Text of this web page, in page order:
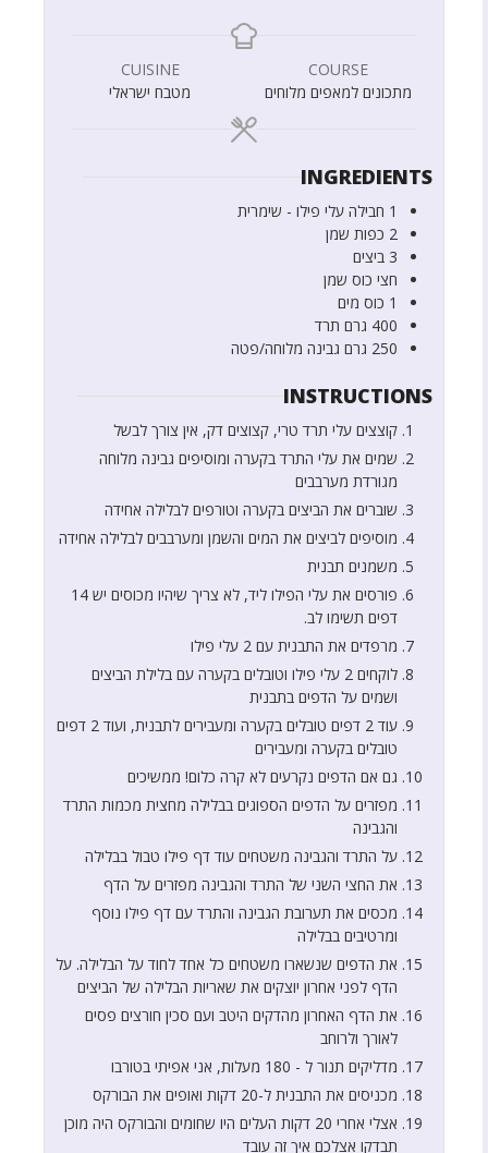
COURSE
מתכונים למאפים מלוחים
CUISINE
מטבח ישראלי
INGREDIENTS
1 חבילה עלי פילו - שימרית
2 כפות שמן
3 ביצים
חצי כוס שמן
1 כוס מים
400 גרם תרד
250 גרם גבינה מלוחה/פטה
INSTRUCTIONS
קוצצים עלי תרד טרי, קצוצים דק, אין צורך לבשל
שמים את עלי התרד בקערה ומוסיפים גבינה מלוחה
מגורדת מערבבים
שוברים את הביצים בקערה וטורפים לבלילה אחידה
מוסיפים לביצים את המים והשמן ומערבבים לבלילה אחידה
משמנים תבנית
פורסים את עלי הפילו ליד, לא צריך שיהיו מכוסים יש 14
דפים תשימו לב.
מרפדים את התבנית עם 2 עלי פילו
לוקחים 2 עלי פילו וטובלים בקערה עם בלילת הביצים
ושמים על הדפים בתבנית
עוד 2 דפים טובלים בקערה ומעבירים לתבנית, ועוד 2 דפים
טובלים בקערה ומעבירים
גם אם הדפים נקרעים לא קרה כלום! ממשיכים
מפזרים על הדפים הספוגים בבלילה מחצית מכמות התרד
והגבינה
על התרד והגבינה משטחים עוד דף פילו טבול בבלילה
את החצי השני של התרד והגבינה מפזרים על הדף
מכסים את תערובת הגבינה והתרד עם דף פילו נוסף
ומרטיבים בבלילה
את הדפים שנשארו משטחים כל אחד לחוד על הבלילה. על
הדף לפני אחרון יוצקים את שאריות הבלילה של הביצים
את הדף האחרון מהדקים היטב ועם סכין חורצים פסים
לאורך ולרוחב
מדליקים תנור ל - 180 מעלות, אני אפיתי בטורבו
מכניסים את התבנית ל-20 דקות ואופים את הבורקס
אצלי אחרי 20 דקות העלים היו שחומים והבורקס היה מוכן
תבדקו אצלכם איך זה עובד